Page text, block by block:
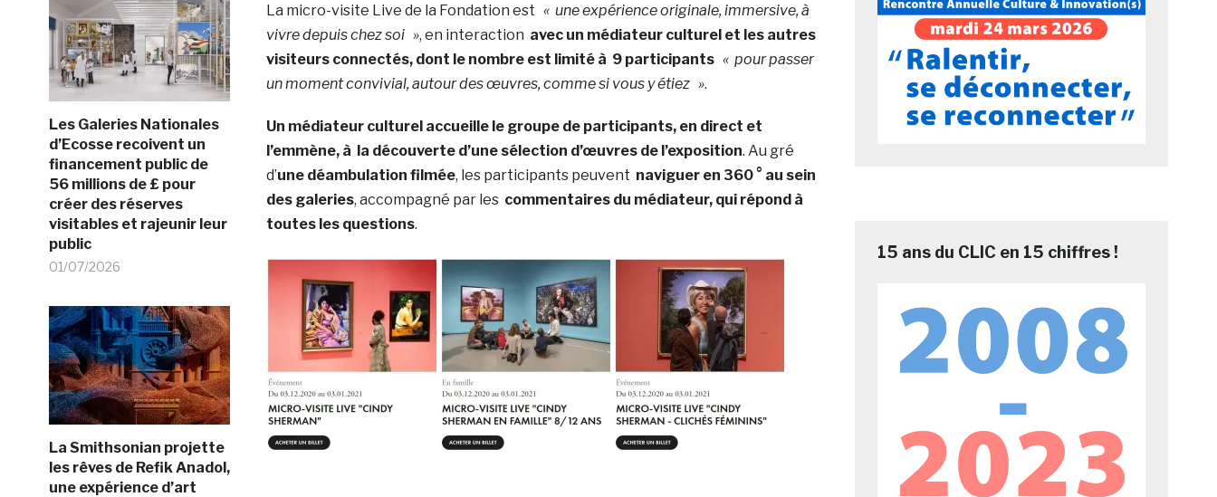
Les Galeries Nationales
d’Ecosse recoivent un
financement public de
56 millions de £ pour
créer des réserves
visitables et rajeunir leur
public
01/07/2026
La Smithsonian projette
les rêves de Refik Anadol,
une expérience d’art
La micro-visite Live de la Fondation est « une expérience originale, immersive, à
vivre depuis chez soi », en interaction avec un médiateur culturel et les autres
visiteurs connectés, dont le nombre est limité à 9 participants « pour passer
un moment convivial, autour des œuvres, comme si vous y étiez ».
Un médiateur culturel accueille le groupe de participants, en direct et
l’emmène, à la découverte d’une sélection d’œuvres de l’exposition. Au gré
d’une déambulation filmée, les participants peuvent naviguer en 360 ° au sein
des galeries, accompagné par les commentaires du médiateur, qui répond à
toutes les questions.
15 ans du CLIC en 15 chiffres !